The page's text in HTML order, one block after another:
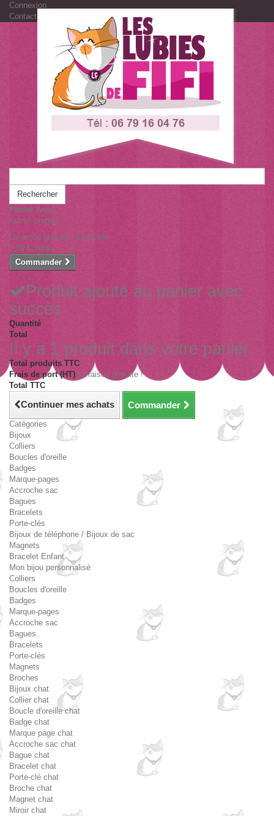
Connexion
Contactez-nous
Rechercher
Panier (vide)
Aucun produit
Livraison gratuite ! Livraison
0,00 € Total
Commander
Produit ajouté au panier avec
succès
Quantité
Total
Il y a 1 produit dans votre panier.
Total produits TTC
Frais de port (HT) Livraison gratuite !
Total TTC
Continuer mes achats Commander
Catégories
Bijoux
Colliers
Boucles d'oreille
Badges
Marque-pages
Accroche sac
Bagues
Bracelets
Porte-clés
Bijoux de téléphone / Bijoux de sac
Magnets
Bracelet Enfant
Mon bijou personnalisé
Colliers
Boucles d'oreille
Badges
Marque-pages
Accroche sac
Bagues
Bracelets
Porte-clés
Magnets
Broches
Bijoux chat
Collier chat
Boucle d'oreille chat
Badge chat
Marque page chat
Accroche sac chat
Bague chat
Bracelet chat
Porte-clé chat
Broche chat
Magnet chat
Miroir chat